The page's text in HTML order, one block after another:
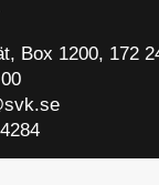
Box 1200, 172